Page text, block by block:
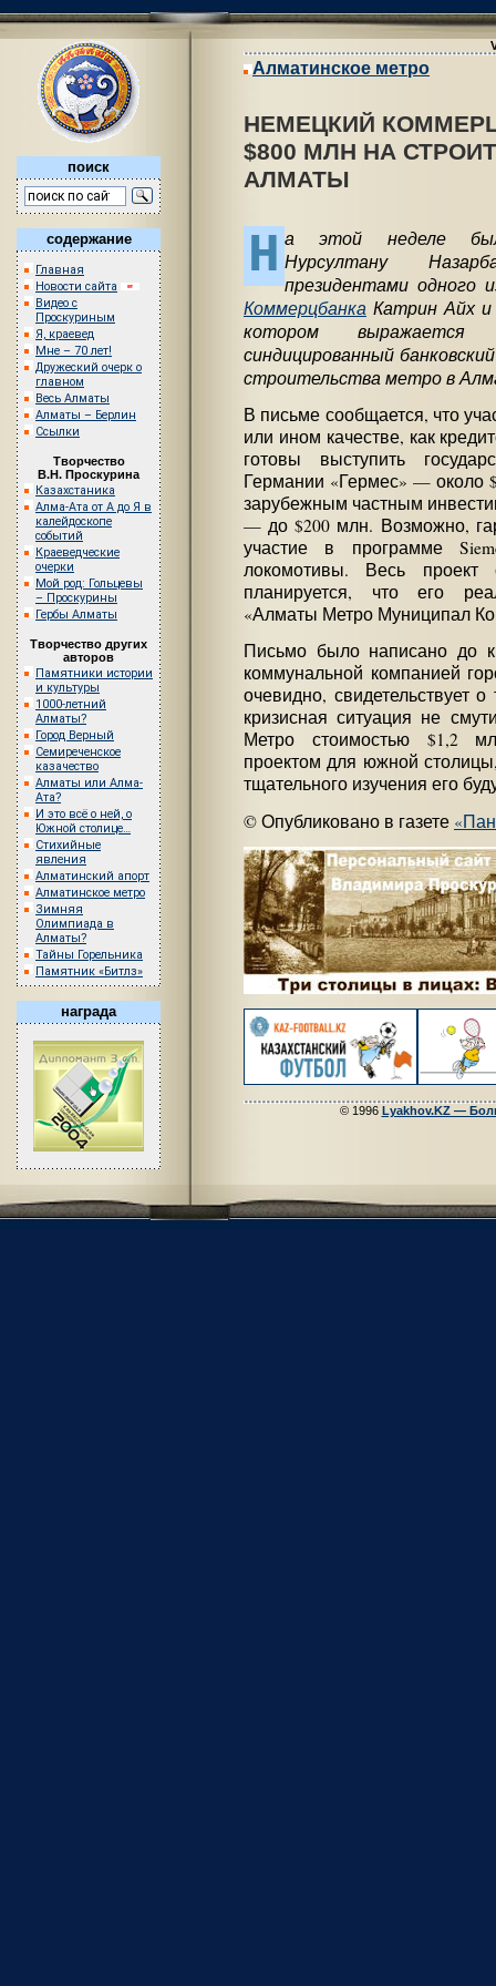
поиск
содержание
Главная
Новости сайта
Видео с
Проскуриным
Я, краевед
Мне – 70 лет!
Дружеский очерк о
главном
Весь Алматы
Алматы – Берлин
Ссылки
Творчество
В.Н. Проскурина
Казахстаника
Алма-Ата от А до Я в
калейдоскопе
событий
Краеведческие
очерки
Мой род: Гольцевы
– Проскурины
Гербы Алматы
Творчество других
авторов
Памятники истории
и культуры
1000-летний
Алматы?
Город Верный
Семиреченское
казачество
Алматы или Алма-
Ата?
И это всё о ней, о
Южной столице…
Стихийные
явления
Алматинский апорт
Алматинское метро
Зимняя
Олимпиада в
Алматы?
Тайны Горельника
Памятник «Битлз»
награда
Алматинское метро
НЕМЕЦКИЙ
$800 МЛН НА
АЛМАТЫ
Н а этой неделе
Нурсултану
президентами одного
Коммерцбанка Катрин Айх и
котором выражается
синдицированный
строительства метро в
В письме сообщается, что
или ином качестве, как
готовы выступить
Германии «Гермес» — около
зарубежным частным
— до $200 млн. Возможно,
участие в программе
локомотивы. Весь
планируется, что его
«Алматы Метро Муниципал
Письмо было написано до
коммунальной компанией
очевидно, свидетельствует
кризисная ситуация не
Метро стоимостью $1,2
проектом для южной
тщательного изучения его
© Опубликовано в газете
© 1996 Lyakhov.KZ —